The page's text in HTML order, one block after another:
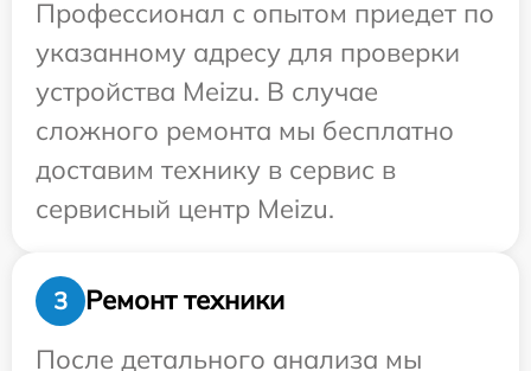
Профессионал с опытом приедет по
указанному адресу для проверки
устройства Meizu. В случае
сложного ремонта мы бесплатно
доставим технику в сервис в
сервисный центр Meizu.
3
Ремонт техники
После детального анализа мы